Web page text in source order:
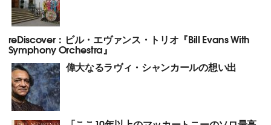
reDiscover：ビル・エヴァンス・トリオ『Bill Evans With
Symphony Orchestra』
偉大なるラヴィ・シャンカールの想い出